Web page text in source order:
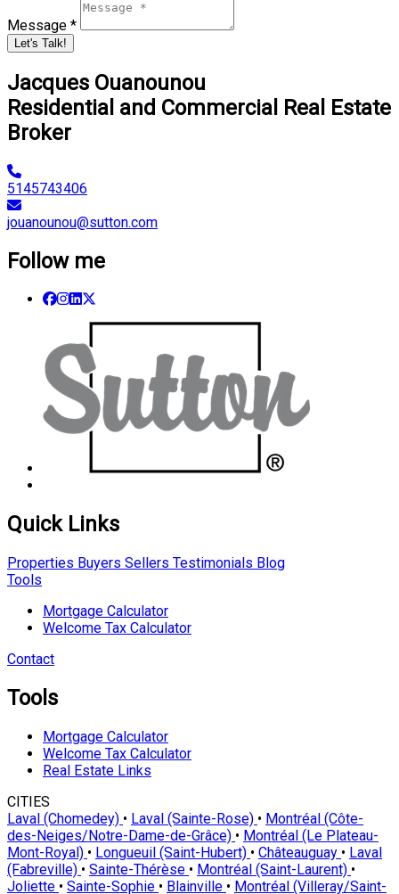
Message *
Let's Talk!
Jacques Ouanounou
Residential and Commercial Real Estate
Broker
5145743406
jouanounou@sutton.com
Follow me
Quick Links
Properties Buyers Sellers Testimonials Blog
Tools
Mortgage Calculator
Welcome Tax Calculator
Contact
Tools
Mortgage Calculator
Welcome Tax Calculator
Real Estate Links
CITIES
Laval (Chomedey) • Laval (Sainte-Rose) • Montréal (Côte-
des-Neiges/Notre-Dame-de-Grâce) • Montréal (Le Plateau-
Mont-Royal) • Longueuil (Saint-Hubert) • Châteauguay • Laval
(Fabreville) • Sainte-Thérèse • Montréal (Saint-Laurent) •
Joliette • Sainte-Sophie • Blainville • Montréal (Villeray/Saint-